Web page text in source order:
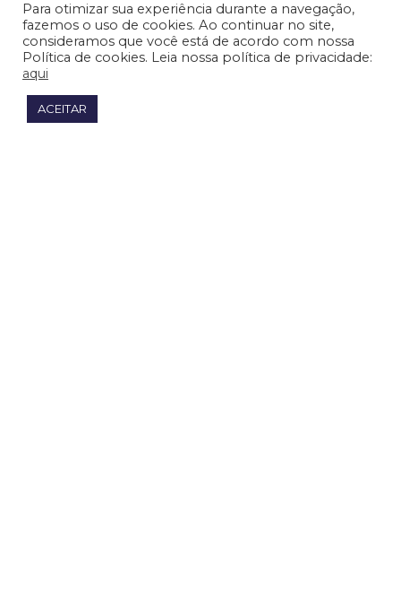
Para otimizar sua experiência durante a navegação,
fazemos o uso de cookies. Ao continuar no site,
consideramos que você está de acordo com nossa
Política de cookies. Leia nossa política de privacidade:
aqui
ACEITAR